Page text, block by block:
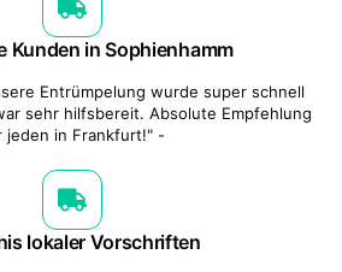
Kunden in Sophienhamm
Entrümpelung wurde super schnell
sehr hilfsbereit. Absolute Empfehlung
jeden in Frankfurt!" -
lokaler Vorschriften